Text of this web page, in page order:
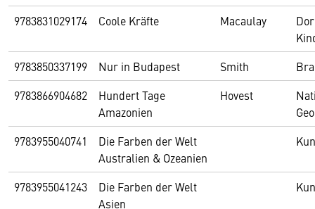
9783831029174 Coole Kräfte Macaulay
9783850337199
Nur in Budapest Smith
9783866904682
Hundert Tage
Amazonien
Hovest
9783955040741
Die Farben der Welt
Australien & Ozeanien
9783955041243
Die Farben der Welt
Asien